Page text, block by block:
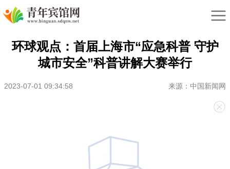
环球观点：首届上海市“应急科普 守护
城市安全”科普讲解大赛举行
2023-07-01 09:34:58 来源：中国新闻网